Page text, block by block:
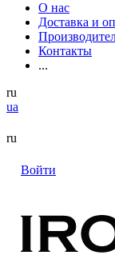
О нас
Доставка и
Контакты
...
ru
ua
ru
Войти